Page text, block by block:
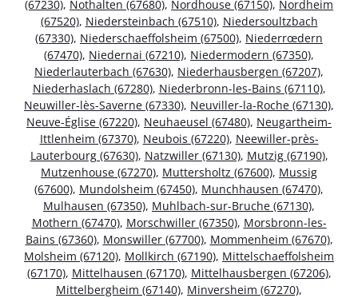
(67230), Nothalten (67680), Nordhouse (67150), Nordheim
(67520), Niedersteinbach (67510), Niedersoultzbach
(67330), Niederschaeffolsheim (67500), Niederrœdern
(67470), Niedernai (67210), Niedermodern (67350),
Niederlauterbach (67630), Niederhausbergen (67207),
Niederhaslach (67280), Niederbronn-les-Bains (67110),
Neuwiller-lès-Saverne (67330), Neuviller-la-Roche (67130),
Neuve-Église (67220), Neuhaeusel (67480), Neugartheim-
Ittlenheim (67370), Neubois (67220), Neewiller-près-
Lauterbourg (67630), Natzwiller (67130), Mutzig (67190),
Mutzenhouse (67270), Muttersholtz (67600), Mussig
(67600), Mundolsheim (67450), Munchhausen (67470),
Mulhausen (67350), Muhlbach-sur-Bruche (67130),
Mothern (67470), Morschwiller (67350), Morsbronn-les-
Bains (67360), Monswiller (67700), Mommenheim (67670),
Molsheim (67120), Mollkirch (67190), Mittelschaeffolsheim
(67170), Mittelhausen (67170), Mittelhausbergen (67206),
Mittelbergheim (67140), Minversheim (67270),